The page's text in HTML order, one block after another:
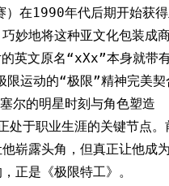
）在1990年代后期开始获
妙地将这种亚文化包装成
英文原名“xXx”本身就带
运动的“极限”精神完美契
尔的明星时刻与角色塑造
处于职业生涯的关键节点。
崭露头角，但真正让他成
正是《极限特工》。